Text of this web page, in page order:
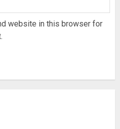
website in this browser for